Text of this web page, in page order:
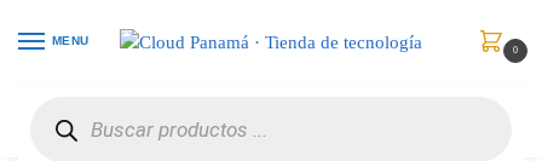
MENU
0